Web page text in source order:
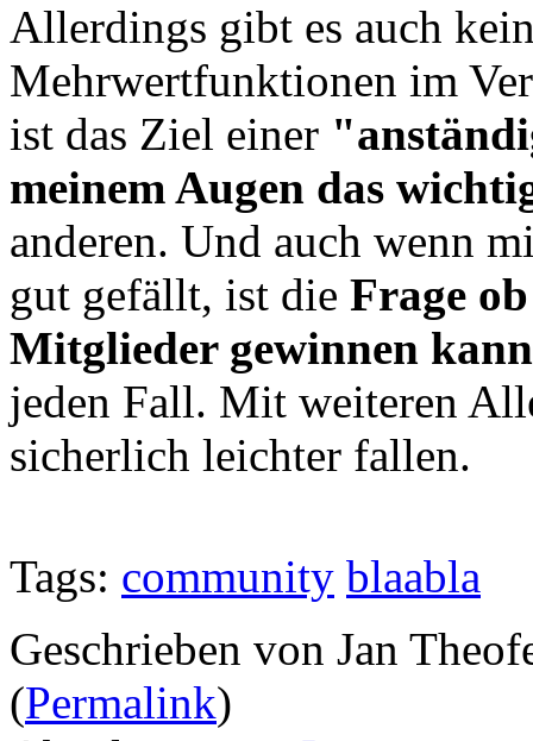
Allerdings gibt es auch
Mehrwertfunktionen im
ist das Ziel einer
meinem Augen das
anderen. Und auch wenn
gut gefällt, ist die Frage
Mitglieder gewinnen kann
jeden Fall. Mit weiteren
sicherlich leichter fallen.
Tags: community blaabla
Geschrieben von Jan
(Permalink)